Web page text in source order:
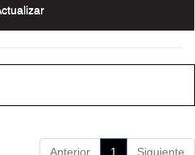
Anterior 1 Siguiente